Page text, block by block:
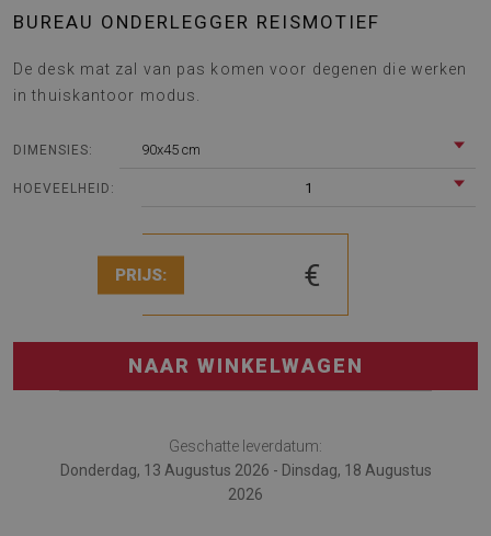
BUREAU ONDERLEGGER REISMOTIEF
De desk mat zal van pas komen voor degenen die werken
in thuiskantoor modus.
DIMENSIES: 90x45 cm
HOEVEELHEID: 1
PRIJS: €
NAAR WINKELWAGEN
Geschatte leverdatum:
Donderdag, 13 Augustus 2026 - Dinsdag, 18 Augustus
2026